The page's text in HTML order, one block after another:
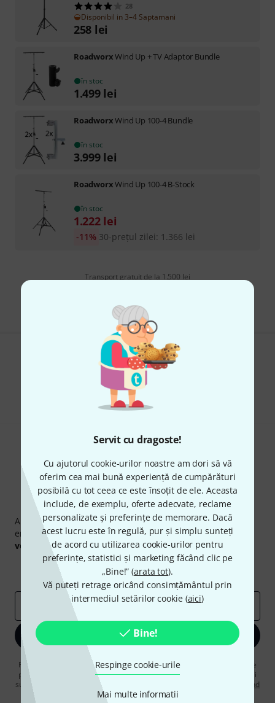
Servit cu dragoste!
Cu ajutorul cookie-urilor noastre am dori să vă
oferim cea mai bună experiență de cumpărături
posibilă cu tot ceea ce este însoțit de ele. Aceasta
include, de exemplu, oferte adecvate, reclame
personalizate și preferințe de memorare. Dacă
acest lucru este în regulă, pur și simplu sunteți
de acord cu utilizarea cookie-urilor pentru
preferințe, statistici și marketing făcând clic pe
„Bine!” (arata tot).
Vă puteți retrage oricând consimțământul prin
intermediul setărilor cookie (aici)
Bine!
Respinge cookie-urile
Mai multe informatii
28
Disponibil in 3–4 Saptamani
258 lei
RoadworxWind Up + TV Adaptor Bundle
în stoc
1.499 lei
RoadworxWind Up 100-4 Bundle
în stoc
3.999 lei
RoadworxWind Up 100-4 B-Stock
în stoc
1.222 lei
30-prețul zilei: 1.366 lei
-11%
Transport gratuit de la 1.500 lei
Îți place ceea ce vezi?
Share Ajutor și feedback
Newsletter Thomann
Abonați-vă la buletinul informativ Thomann în limba
engleză și, cu puțin noroc, puteți câștiga unul dintre
vouchereleîn valoare de50 €fiecare!
Contribuții inspiraționale
Oferte
Perspectivele Thomann
adresă de email *
Înscrie-te acum
Făcând clic pe „Înscrie-te acum”, sunteți de acord să primiți publicitate
prin e-mail. Vă puteți dezabona în orice moment. Puteți găsi informații
suplimentare despre buletinul informativ în
regulamentul nostru privind
protecția datelor.